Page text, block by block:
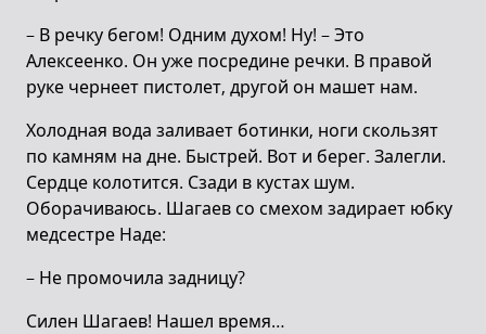
– В речку бегом! Одним духом! Ну! – Это
Алексеенко. Он уже посредине речки. В правой
руке чернеет пистолет, другой он машет нам.
Холодная вода заливает ботинки, ноги скользят
по камням на дне. Быстрей. Вот и берег. Залегли.
Сердце колотится. Сзади в кустах шум.
Оборачиваюсь. Шагаев со смехом задирает юбку
медсестре Наде:
– Не промочила задницу?
Силен Шагаев! Нашел время…